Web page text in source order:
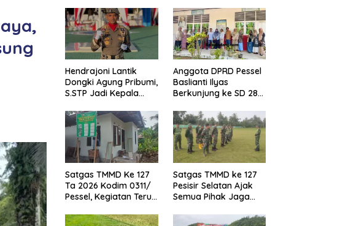
Hendrajoni Lantik
Dongki Agung Pribumi,
S.STP Jadi Kepala
Damkar Pesisir
Selatan
Anggota DPRD Pessel
Baslianti Ilyas
Berkunjung ke SD 28
Satgas TMMD Ke 127
Ta 2026 Kodim 0311/
Pessel, Kegiatan Terus
Satgas TMMD ke 127
Pesisir Selatan Ajak
Semua Pihak Jaga